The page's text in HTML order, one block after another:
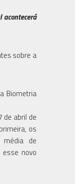
sobre a
Biometria
de abril de
os
de
novo